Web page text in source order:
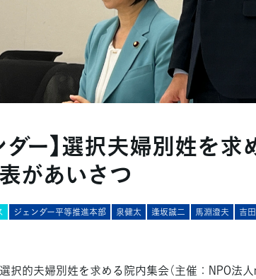
ダー】選択夫婦別姓を
があいさつ
ジェンダー平等推進本部 泉健太 逢坂誠二 馬淵澄夫 吉
択的夫婦別姓を求める院内集会（主催：NPO法